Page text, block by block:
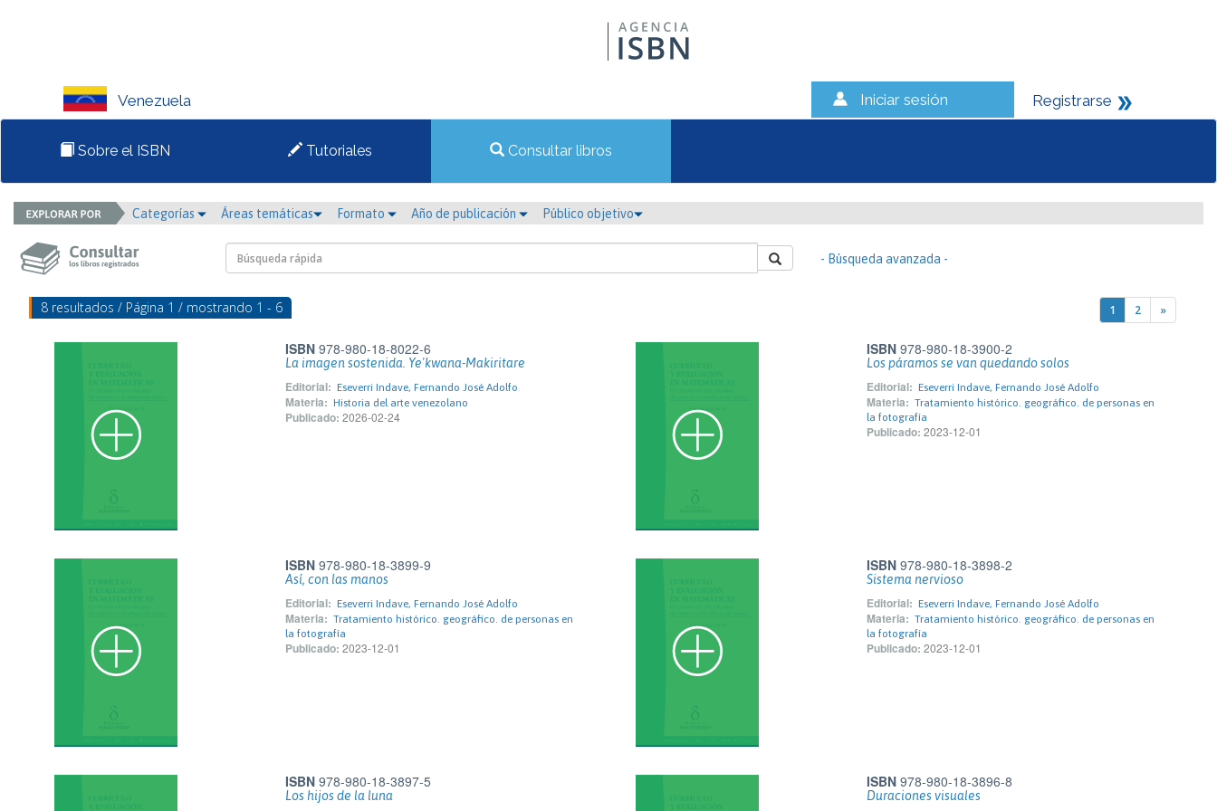
Venezuela Iniciar sesión Registrarse
Sobre el ISBN Tutoriales Consultar libros
Categorías Áreas temáticas Formato Año de publicación Público objetivo
- Búsqueda avanzada -
8 resultados / Página 1 / mostrando 1 - 6 1 2 »
ISBN 978-980-18-8022-6
La imagen sostenida. Ye'kwana-Makiritare
Editorial: Eseverri Indave, Fernando José Adolfo
Materia: Historia del arte venezolano
Publicado: 2026-02-24
ISBN 978-980-18-3900-2
Los páramos se van quedando solos
Editorial: Eseverri Indave, Fernando José Adolfo
Materia: Tratamiento histórico. geográfico. de personas en
la fotografía
Publicado: 2023-12-01
ISBN 978-980-18-3899-9
Así, con las manos
Editorial: Eseverri Indave, Fernando José Adolfo
Materia: Tratamiento histórico. geográfico. de personas en
la fotografía
Publicado: 2023-12-01
ISBN 978-980-18-3898-2
Sistema nervioso
Editorial: Eseverri Indave, Fernando José Adolfo
Materia: Tratamiento histórico. geográfico. de personas en
la fotografía
Publicado: 2023-12-01
ISBN 978-980-18-3897-5
Los hijos de la luna
ISBN 978-980-18-3896-8
Duraciones visuales